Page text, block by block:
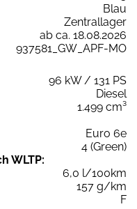
Blau
Zentrallager
ab ca. 18.08.2026
937581_GW_APF-MO
96 kW / 131 PS
Diesel
1.499 cm³
Euro 6e
4 (Green)
WLTP:
6,0 l/100km
157 g/km
F